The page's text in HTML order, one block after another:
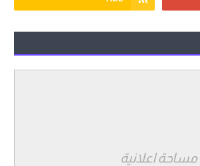
مساحة اعلانية